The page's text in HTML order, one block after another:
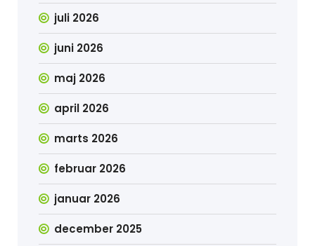
juli 2026
juni 2026
maj 2026
april 2026
marts 2026
februar 2026
januar 2026
december 2025